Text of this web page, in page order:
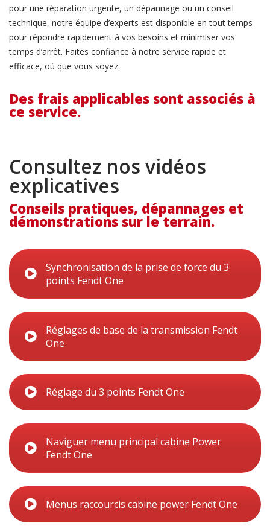
pour une réparation urgente, un dépannage ou un conseil
technique, notre équipe d’experts est disponible en tout temps
pour répondre rapidement à vos besoins et minimiser vos
temps d’arrêt. Faites confiance à notre service rapide et
efficace, où que vous soyez.
Des frais applicables sont associés à
ce service.
Consultez nos vidéos
explicatives
Conseils pratiques, dépannages et
démonstrations sur le terrain.
Synchronisation de la prise de force du 3
points Fendt One
Réglages de base de la transmission Fendt
One
Réglage du 3 points Fendt One
Naviguer menu principal cabine Power
Fendt One
Menus raccourcis cabine power Fendt One